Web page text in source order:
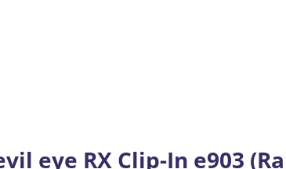
eye RX Clip-In e903